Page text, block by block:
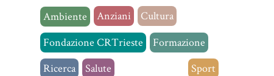
Ambiente Anziani
Cultura
Fondazione CRTrieste
Formazione
Ricerca
Salute
Sport